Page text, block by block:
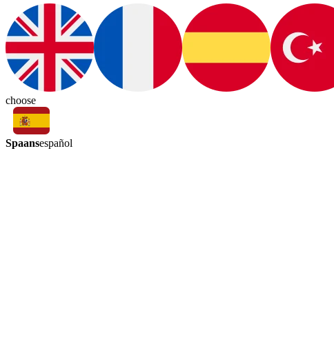
choose
Spaansespañol